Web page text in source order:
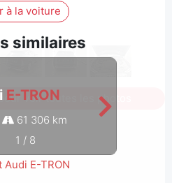
à la voiture
similaires
E-TRON
61 306 km
1 / 8
Audi E-TRON
voir toutes les photos